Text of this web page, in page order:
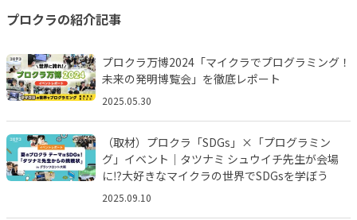
プロクラの紹介記事
プロクラ万博2024「マイクラでプログラミング！
未来の発明博覧会」を徹底レポート
2025.05.30
（取材）プロクラ「SDGs」×「プログラミン
グ」イベント｜タツナミ シュウイチ先生が会場
に⁉︎大好きなマイクラの世界でSDGsを学ぼう
2025.09.10